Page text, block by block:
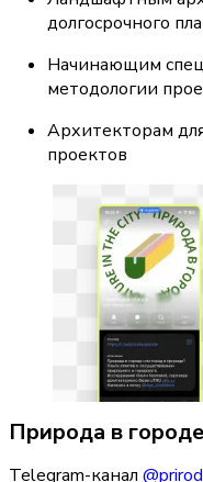
долгосрочного
Начинающим
методологии
Архитекторам
проектов
Природа в городе
Telegram-канал